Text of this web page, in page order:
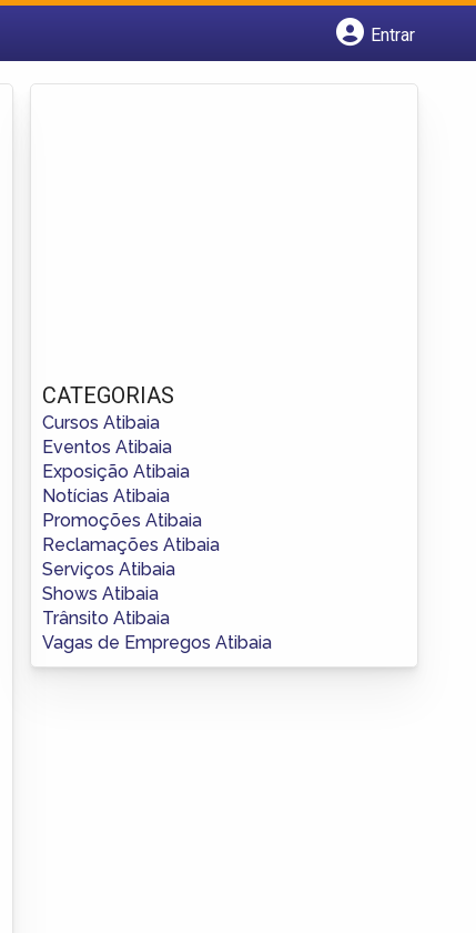
Entrar
CATEGORIAS
Cursos Atibaia
Eventos Atibaia
Exposição Atibaia
Notícias Atibaia
Promoções Atibaia
Reclamações Atibaia
Serviços Atibaia
Shows Atibaia
Trânsito Atibaia
Vagas de Empregos Atibaia